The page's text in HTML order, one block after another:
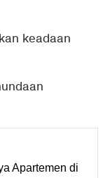
keadaan
Apartemen di